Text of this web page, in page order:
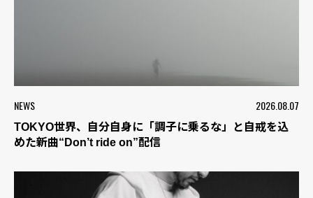
NEWS 2026.08.07
TOKYO世界、自分自身に「調子に乗るな」と自戒を込
めた新曲“Don’t ride on”配信